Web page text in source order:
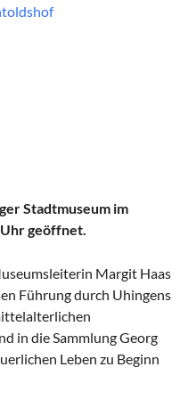
Stadtmuseum im
geöffnet.
Margit Haas
Führung durch Uhingens
in die Sammlung Georg
Leben zu Beginn